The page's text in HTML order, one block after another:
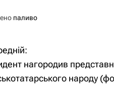
паливо
нагородив
народу